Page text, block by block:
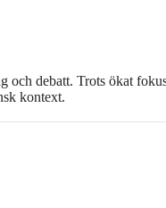
och debatt. Trots ökat
kontext.